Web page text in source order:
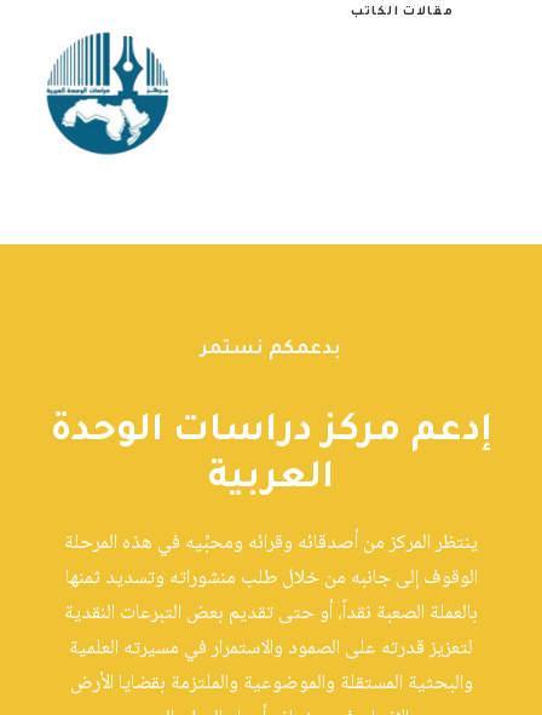
مقالات الكاتب
بدعمكم نستمر
إدعم مركز دراسات الوحدة
العربية
ينتظر المركز من أصدقائه وقرائه ومحبِّيه في هذه المرحلة
الوقوف إلى جانبه من خلال طلب منشوراته وتسديد ثمنها
بالعملة الصعبة نقداً، أو حتى تقديم بعض التبرعات النقدية
لتعزيز قدرته على الصمود والاستمرار في مسيرته العلمية
والبحثية المستقلة والموضوعية والملتزمة بقضايا الأرض